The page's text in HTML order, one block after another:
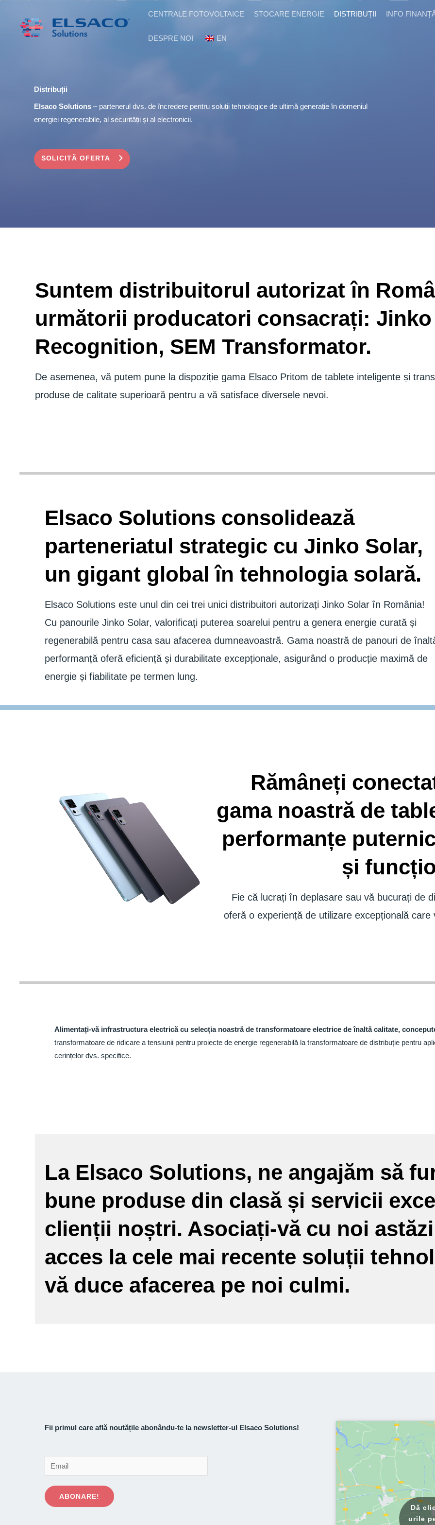
conținut
CENTRALE FOTOVOLTAICE STOCARE ENERGIE DISTRIBUȚII INFO
DESPRE NOI EN
Distribuții
Elsaco Solutions – partenerul dvs. de încredere pentru soluții tehnologice de ultimă generație în domeniul
energiei regenerabile, al securității și al electronicii.
SOLICITĂ OFERTA
Suntem distribuitorul autorizat în
următorii producatori consacrați: Jinko
Recognition, SEM Transformator.
De asemenea, vă putem pune la dispoziție gama Elsaco Pritom de tablete inteligente și
produse de calitate superioară pentru a vă satisface diversele nevoi.
Elsaco Solutions consolidează
parteneriatul strategic cu Jinko Solar,
un gigant global în tehnologia solară.
Elsaco Solutions este unul din cei trei unici distribuitori autorizați Jinko Solar în România!
Cu panourile Jinko Solar, valorificați puterea soarelui pentru a genera energie curată și
regenerabilă pentru casa sau afacerea dumneavoastră. Gama noastră de panouri de
performanță oferă eficiență și durabilitate excepționale, asigurând o producție maximă de
energie și fiabilitate pe termen lung.
Rămâneți
gama noastră de
performanțe
și
Fie că lucrați în deplasare sau vă bucurați de
oferă o experiență de utilizare excepțională
Alimentați-vă infrastructura electrică cu selecția noastră de transformatoare electrice de înaltă calitate,
transformatoare de ridicare a tensiunii pentru proiecte de energie regenerabilă la transformatoare de distribuție pentru
cerințelor dvs. specifice.
La Elsaco Solutions, ne angajăm să
bune produse din clasă și servicii
clienții noștri. Asociați-vă cu noi
acces la cele mai recente soluții
vă duce afacerea pe noi culmi.
Fii primul care află noutățile abonându-te la newsletter-ul Elsaco Solutions!
m
a
i
ABONARE!
Dă
urile